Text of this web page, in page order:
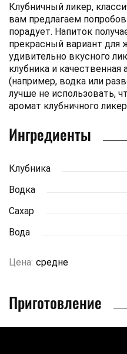
Клубничный ликер,
вам предлагаем
порадует. Напиток
прекрасный вариант для
удивительно вкусного
клубника и качественная
(например, водка или
лучше не использовать,
аромат клубничного
Ингредиенты
Клубника
Водка
Сахар
Вода
Цена: средне
Приготовление